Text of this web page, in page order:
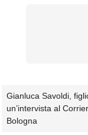
Gianluca Savoldi,
un’intervista al
Bologna